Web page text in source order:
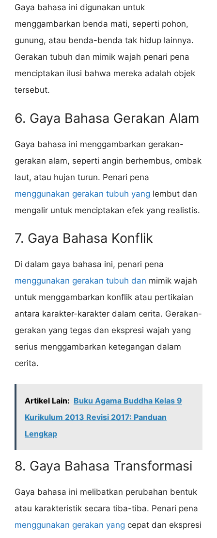
Gaya bahasa ini digunakan untuk
menggambarkan benda mati, seperti pohon,
gunung, atau benda-benda tak hidup lainnya.
Gerakan tubuh dan mimik wajah penari pena
menciptakan ilusi bahwa mereka adalah objek
tersebut.
6. Gaya Bahasa Gerakan Alam
Gaya bahasa ini menggambarkan gerakan-
gerakan alam, seperti angin berhembus, ombak
laut, atau hujan turun. Penari pena
menggunakan gerakan tubuh yang lembut dan
mengalir untuk menciptakan efek yang realistis.
7. Gaya Bahasa Konflik
Di dalam gaya bahasa ini, penari pena
menggunakan gerakan tubuh dan mimik wajah
untuk menggambarkan konflik atau pertikaian
antara karakter-karakter dalam cerita. Gerakan-
gerakan yang tegas dan ekspresi wajah yang
serius menggambarkan ketegangan dalam
cerita.
Artikel Lain: Buku Agama Buddha Kelas 9
Kurikulum 2013 Revisi 2017: Panduan
Lengkap
8. Gaya Bahasa Transformasi
Gaya bahasa ini melibatkan perubahan bentuk
atau karakteristik secara tiba-tiba. Penari pena
menggunakan gerakan yang cepat dan ekspresi